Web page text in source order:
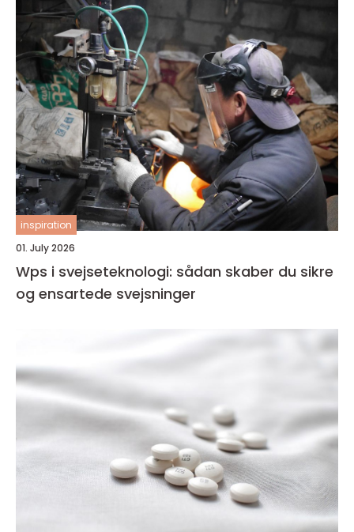
inspiration
01. July 2026
Wps i svejseteknologi: sådan skaber du sikre
og ensartede svejsninger